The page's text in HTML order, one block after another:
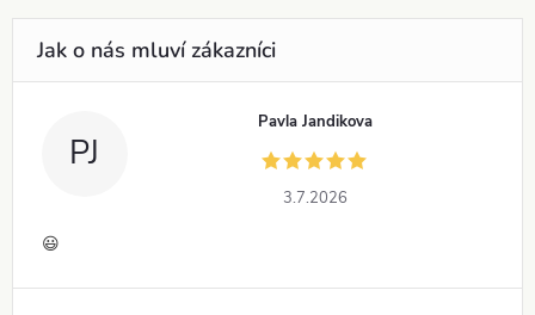
PJ
Pavla Jandikova
3.7.2026
😃